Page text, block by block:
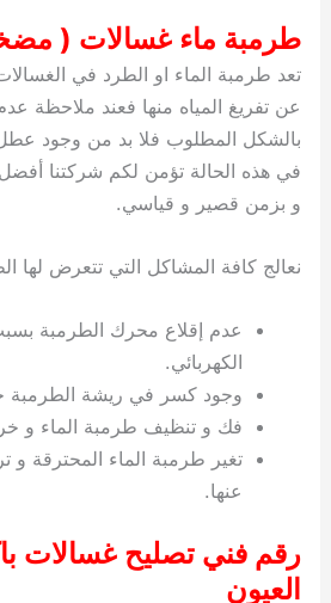
طرمبة ماء غسالات (
تعد طرمبة الماء او الطرد في
عن تفريغ المياه منها فعند ملاحظة
بالشكل المطلوب فلا بد من وجود
في هذه الحالة تؤمن لكم شركتنا
و بزمن قصير و قياسي.
نعالج كافة المشاكل التي تتعرض لها
عدم إقلاع محرك الطرمبة
الكهربائي.
وجود كسر في ريشة الطرمبة
فك و تنظيف طرمبة الماء و
تغير طرمبة الماء المحترقة و
عنها.
رقم فني تصليح غسالات
العيون